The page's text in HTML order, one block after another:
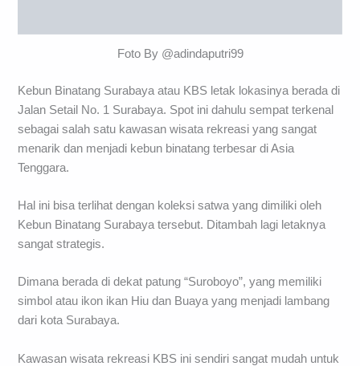
Foto By @adindaputri99
Kebun Binatang Surabaya atau KBS letak lokasinya berada di
Jalan Setail No. 1 Surabaya. Spot ini dahulu sempat terkenal
sebagai salah satu kawasan wisata rekreasi yang sangat
menarik dan menjadi kebun binatang terbesar di Asia
Tenggara.
Hal ini bisa terlihat dengan koleksi satwa yang dimiliki oleh
Kebun Binatang Surabaya tersebut. Ditambah lagi letaknya
sangat strategis.
Dimana berada di dekat patung “Suroboyo”, yang memiliki
simbol atau ikon ikan Hiu dan Buaya yang menjadi lambang
dari kota Surabaya.
Kawasan wisata rekreasi KBS ini sendiri sangat mudah untuk